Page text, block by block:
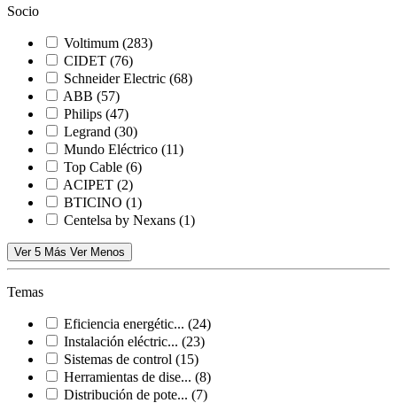
Socio
Voltimum (283)
CIDET (76)
Schneider Electric (68)
ABB (57)
Philips (47)
Legrand (30)
Mundo Eléctrico (11)
Top Cable (6)
ACIPET (2)
BTICINO (1)
Centelsa by Nexans (1)
Ver 5 Más Ver Menos
Temas
Eficiencia energétic... (24)
Instalación eléctric... (23)
Sistemas de control (15)
Herramientas de dise... (8)
Distribución de pote... (7)